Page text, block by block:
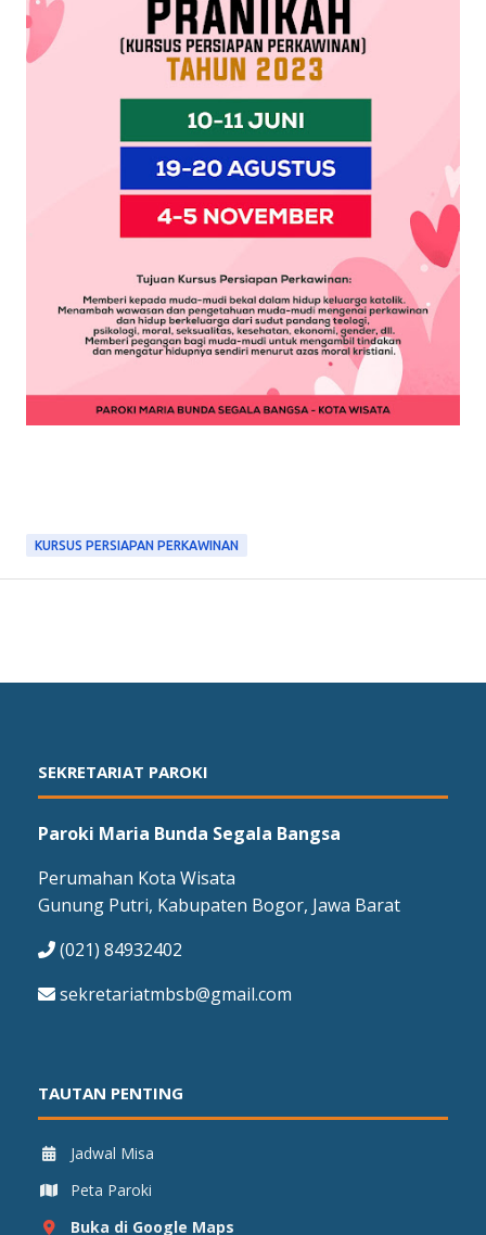
KURSUS PERSIAPAN PERKAWINAN
SEKRETARIAT PAROKI
Paroki Maria Bunda Segala Bangsa
Perumahan Kota Wisata
Gunung Putri, Kabupaten Bogor, Jawa Barat
(021) 84932402
sekretariatmbsb@gmail.com
TAUTAN PENTING
Jadwal Misa
Peta Paroki
Buka di Google Maps